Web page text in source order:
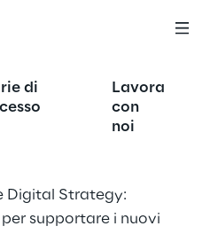
di
Lavora
con
noi
power
Digital Strategy:
supportare i nuovi